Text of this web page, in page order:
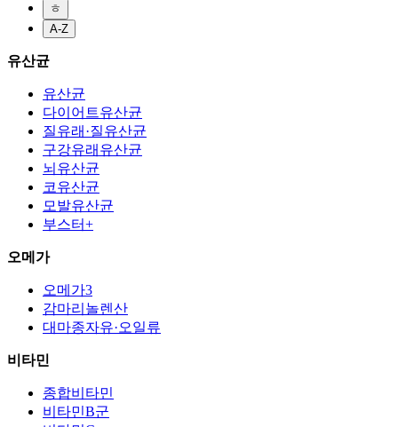
ㅎ
A-Z
유산균
유산균
다이어트유산균
질유래·질유산균
구강유래유산균
뇌유산균
코유산균
모발유산균
부스터+
오메가
오메가3
감마리놀렌산
대마종자유·오일류
비타민
종합비타민
비타민B군